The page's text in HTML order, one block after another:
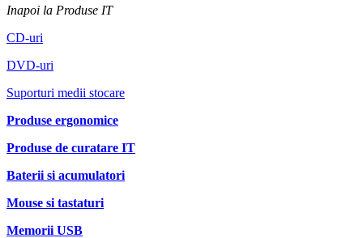
Inapoi la Produse IT
CD-uri
DVD-uri
Suporturi medii stocare
Produse ergonomice
Produse de curatare IT
Baterii si acumulatori
Mouse si tastaturi
Memorii USB